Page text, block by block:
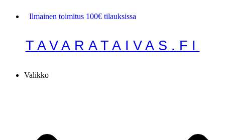
sisältöönIlmainen toimitus 100€ tilauksissa
TAVARATAIVAS.FI
Valikko